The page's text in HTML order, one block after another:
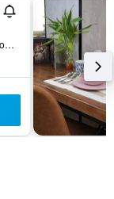
88 Chun Yeung Street, Hong Kong, Hong Kong